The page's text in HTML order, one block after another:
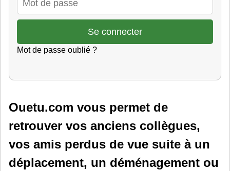
Mot de passe oublié ?
Ouetu.com vous permet de
retrouver vos anciens collègues,
vos amis perdus de vue suite à un
déplacement, un déménagement ou